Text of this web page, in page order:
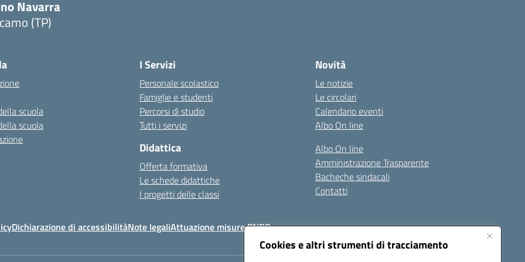
Cookies e altri strumenti di tracciamento
Navarra
(TP)
scuola
scuola
I Servizi
Personale scolastico
Famiglie e studenti
Percorsi di studio
Tutti i servizi
Didattica
Offerta formativa
Le schede didattiche
I progetti delle classi
Novità
Le notizie
Le circolari
Calendario eventi
Albo On line
Albo On line
Amministrazione Trasparente
Bacheche sindacali
Contatti
Dichiarazione di accessibilitàNote legaliAttuazione misure PNRR